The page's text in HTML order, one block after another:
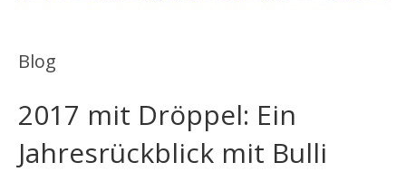
Blog
2017 mit Dröppel: Ein
Jahresrückblick mit Bulli